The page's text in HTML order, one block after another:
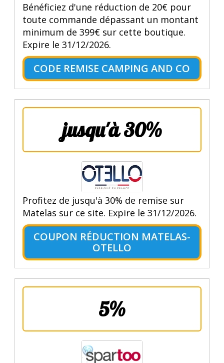
Bénéficiez d'une réduction de 20€ pour
toute commande dépassant un montant
minimum de 399€ sur cette boutique.
Expire le 31/12/2026.
CODE REMISE CAMPING AND CO
jusqu'à 30%
Profitez de jusqu'à 30% de remise sur
Matelas sur ce site. Expire le 31/12/2026.
COUPON RÉDUCTION MATELAS-
OTELLO
5%